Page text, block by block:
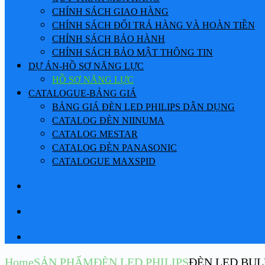
CHÍNH SÁCH GIAO HÀNG
CHÍNH SÁCH ĐỔI TRẢ HÀNG VÀ HOÀN TIỀN
CHÍNH SÁCH BẢO HÀNH
CHÍNH SÁCH BẢO MẬT THÔNG TIN
DỰ ÁN-HỒ SƠ NĂNG LỰC
HỒ SƠ NĂNG LỰC
CATALOGUE-BẢNG GIÁ
BẢNG GIÁ ĐÈN LED PHILIPS DÂN DỤNG
CATALOG ĐÈN NIINUMA
CATALOG MESTAR
CATALOG ĐÈN PANASONIC
CATALOGUE MAXSPID
HomeSẢN PHẨMĐÈN LED PHILIPSĐÈN LED